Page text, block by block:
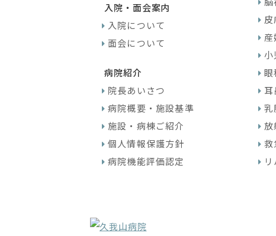
入院・面会案内
入院について
面会について
病院紹介
院長あいさつ
病院概要・施設基準
施設・病棟ご紹介
個人情報保護方針
病院機能評価認定
皮
産
小
眼
乳
放
救